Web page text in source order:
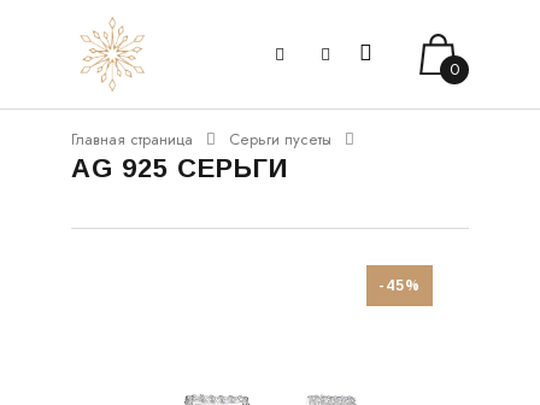
0
Главная страница Серьги пусеты
AG 925 СЕРЬГИ
-45%